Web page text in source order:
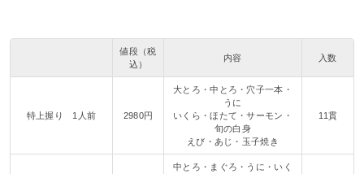
値段（税
込）
内容 入数
特上握り 1人前 2980円
大とろ・中とろ・穴子一本・
うに
いくら・ほたて・サーモン・
旬の白身
えび・あじ・玉子焼き
11貫
中とろ・まぐろ・うに・いく